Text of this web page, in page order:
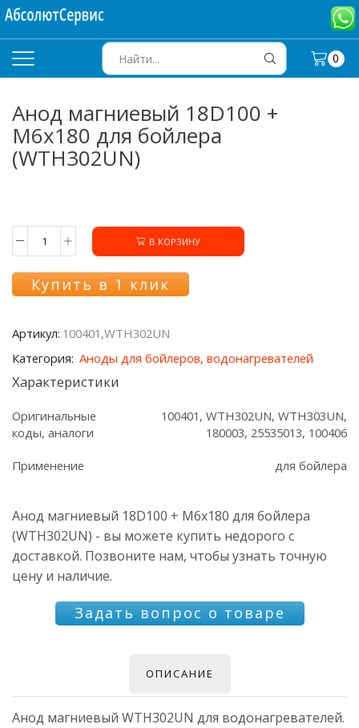
INPUT
0
Анод магниевый 18D100 +
M6x180 для бойлера
(WTH302UN)
Количество
Анод
магниевый
M6x180
бойлера
(WTH302UN)
В КОРЗИНУ
Купить в 1 клик
Артикул: 100401,WTH302UN
Категория: Аноды для бойлеров, водонагревателей
Характеристики
Оригинальные
коды, аналоги
100401, WTH302UN, WTH303UN,
180003, 25535013, 100406
Применение для бойлера
Анод магниевый 18D100 + M6x180 для бойлера
(WTH302UN) - вы можете купить недорого с
доставкой. Позвоните нам, чтобы узнать точную
цену и наличие.
Задать вопрос о товаре
ОПИСАНИЕ
Анод магниевый WTH302UN для водонагревателей.